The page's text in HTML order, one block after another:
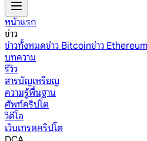
หน้าแรก
ข่าว
ข่าวทั้งหมดข่าว Bitcoinข่าว Ethereum
บทความ
รีวิว
สารบัญเหรียญ
ความรู้พื้นฐาน
ศัพท์คริปโต
วิดีโอ
เว็บเทรดคริปโต